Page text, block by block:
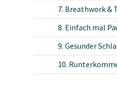
7. Breathwork &
8. Einfach mal
9. Gesunder
10.